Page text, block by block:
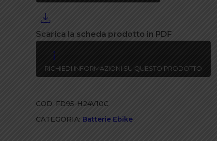
Scarica la scheda prodotto in PDF
RICHIEDI INFORMAZIONI SU QUESTO PRODOTTO
COD: FD95-H24V10C
CATEGORIA: Batterie Ebike